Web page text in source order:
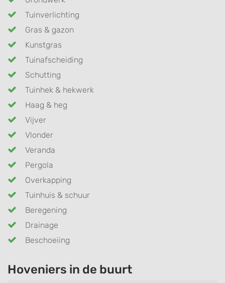
Tuinverlichting
Gras & gazon
Kunstgras
Tuinafscheiding
Schutting
Tuinhek & hekwerk
Haag & heg
Vijver
Vlonder
Veranda
Pergola
Overkapping
Tuinhuis & schuur
Beregening
Drainage
Beschoeiing
Hoveniers in de buurt